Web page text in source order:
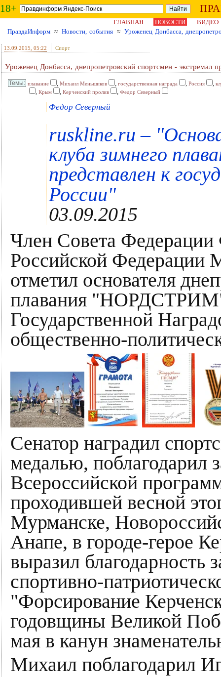
18+
ГЛАВНАЯ НОВОСТИ
ВИДЕО
ПравдаИнформ ≈ Новости, события ≈ Уроженец Донбасса,
13.09.2015 , 05:22 Спорт
Уроженец Донбасса, днепропетровский спортсмен - экстремал
плавание , Михаил Меньшиков , государственная награда , Россия ,
, Крым , Керченский пролив , Федор Северный
Федор Северный
ruskline.ru – "
клуба зимнего
представлен к
России"
03.09.2015
Член Совета Федерации
Российской Федерации
отметил основателя
плавания
Государственной
общественно-
Сенатор наградил
медалью, поблагодарил
Всероссийской
проходившей весной
Мурманске,
Анапе, в городе-герое
выразил благодарность
спортивно-
"Форсирование
годовщины Великой
мая в канун
Михаил поблагодарил